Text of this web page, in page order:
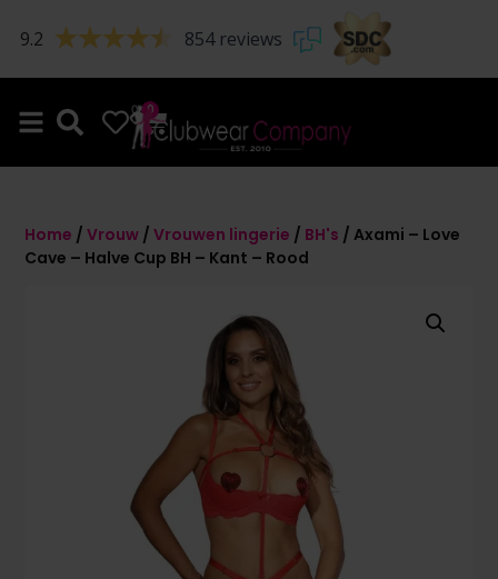
9.2 854 reviews
0 0
Home /Vrouw /Vrouwen lingerie / BH's / Axami – Love
Cave – Halve Cup BH – Kant – Rood